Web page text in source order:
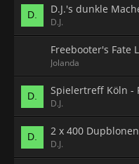
D.J.'s dunkle
D.J.
Freebooter's Fate
Jolanda
Spielertreff Köln -
D.J.
2 x 400
D.J.